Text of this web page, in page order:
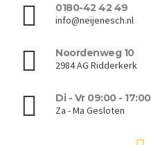
0180-42 42 49
info@neijenesch.nl
Noordenweg 10
2984 AG Ridderkerk
Di - Vr 09:00 - 17:00
Za - Ma Gesloten